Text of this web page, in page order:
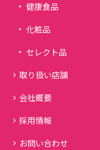
健康食品
化粧品
セレクト品
取り扱い店舗
会社概要
採用情報
お問い合わせ